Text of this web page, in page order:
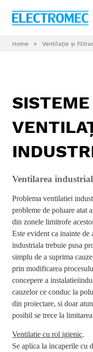
Home » Ventilaţie şi
Ventilarea
Problema ventilatiei
probleme de poluare atat
din zonele limitrofe
Este evident ca inainte
industriala trebuie pusa
simplu de a suprima
prin modificarea
concepere a
cauzelor ce conduc la
din proiectare, si doar
posibil se trece la
Ventilatie cu rol igienic.
Se aplica la incaperile cu